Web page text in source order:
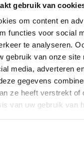
gebruik van
om content en
functies voor social
te analyseren.
gebruik van onze site
media, adverteren
gegevens
ze heeft verstrekt of
van uw gebruik van
kunnen
specifieke tools.
enkele en dubbele
binnenkort ook
voor cobots zijn
product relatief
ze een hogere
variant,